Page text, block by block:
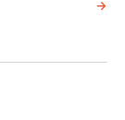
->